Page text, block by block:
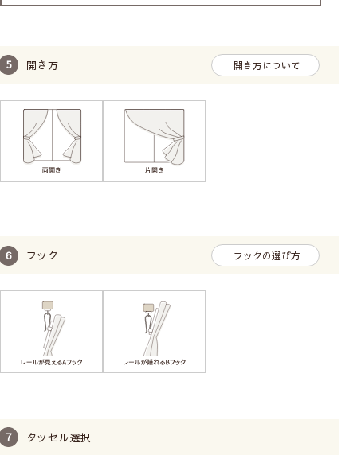
開き方 開き方について
フック フックの選び方
タッセル選択